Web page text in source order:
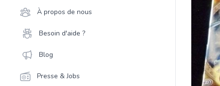
À propos de nous
Besoin d'aide ?
Blog
Presse & Jobs